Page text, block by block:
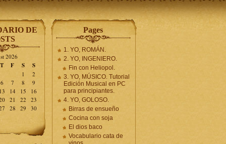
DE
2026
T F S S
1
2
6
7 8
9
14 15
16
21 22
23
28 29 30
Pages
1. YO, ROMÁN.
2. YO, INGENIERO.
Fin con Heliopol.
3. YO, MÚSICO. Tutorial
Edición Musical en PC
para principiantes.
4. YO, GOLOSO.
Birras de ensueño
Cocina con soja
El dios baco
Vocabulario cata de